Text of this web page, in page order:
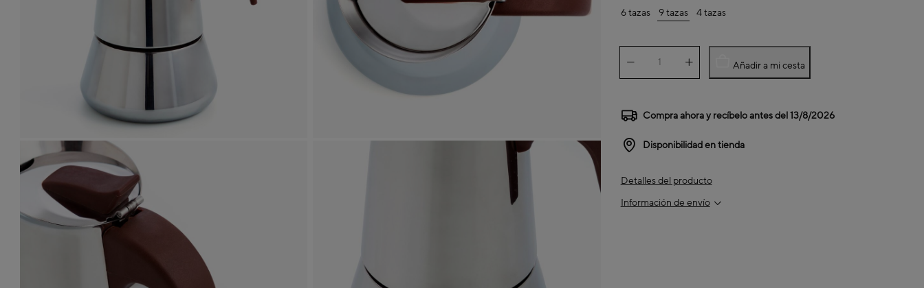
6 tazas 9 tazas 4 tazas
Añadir a mi cesta
Compra ahora y recíbelo antes del13/8/2026
Disponibilidad en tienda
Detalles del producto
Información de envío